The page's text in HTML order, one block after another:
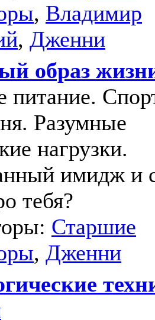
, Владимир
, Дженни
образ
питание.
Разумные
нагрузки.
имидж и
тебя?
Старшие
, Дженни